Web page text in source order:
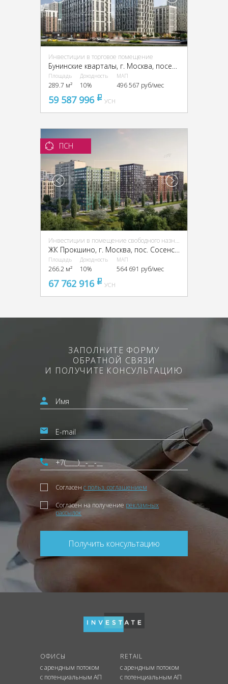
Инвестиции в торговое помещение
Площадь
289.7 м²
Доходность
10%
МАП
496 567 руб/мес
59 587 996 pуб
УСН
ПСН
Инвестиции в помещение свободного назначения (ПСН)
ЖК Прокшино, г. Москва, пос. Сосенское, ЖК Прокшино, Прокшинский пр-кт, 9
Площадь
266.2 м²
Доходность
10%
МАП
564 691 руб/мес
67 762 916 pуб
УСН
ЗАПОЛНИТЕ ФОРМУ
ОБРАТНОЙ СВЯЗИ
И ПОЛУЧИТЕ КОНСУЛЬТАЦИЮ
Согласен с польз. соглашением
Согласен на получение рекламных
рассылок
Получить консультацию
ОФИСЫ
с арендным потоком
с потенциальным АП
RETAIL
с арендным потоком
с потенциальным АП